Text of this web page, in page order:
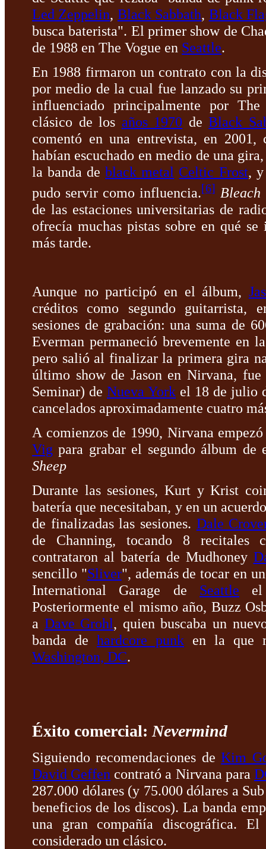
Led Zeppelin, Black Sabbath, Black
busca baterista". El primer show de
de 1988 en The Vogue en Seattle.
En 1988 firmaron un contrato con la
por medio de la cual fue lanzado su
influenciado principalmente por
clásico de los años 1970 deBlack
comentó en una entrevista, en
habían escuchado en medio de una
la banda deblack metal Celtic Frost, y
pudo servir como influencia.[6] Bleach
de las estaciones universitarias de
ofrecía muchas pistas sobre en qué
más tarde.
Aunque no participó en el álbum,
créditos como segundo guitarrista,
sesiones de grabación: una suma de
Everman permaneció brevemente en
pero salió al finalizar la primera gira
último show de Jason en Nirvana,
Seminar) de Nueva York el 18 de julio
cancelados aproximadamente cuatro
A comienzos de 1990, Nirvana
Vig para grabar el segundo álbum de
Sheep
Durante las sesiones, Kurt y Krist
batería que necesitaban, y en un
de finalizadas las sesiones. Dale
de Channing, tocando 8 recitales
contrataron al batería de Mudhoney
sencillo "Sliver", además de tocar en
International Garage de Seattle el
Posteriormente el mismo año, Buzz
a Dave Grohl, quien buscaba un
banda de hardcore punk en la que
Washington, DC.
Éxito comercial:Nevermind
Siguiendo recomendaciones deKim
David Geffen contrató a Nirvana para
287.000 dólares (y 75.000 dólares a
beneficios de los discos). La banda
una gran compañía discográfica.
considerado un clásico.